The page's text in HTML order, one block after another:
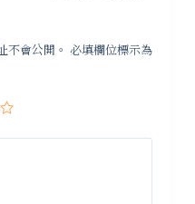
不會公開。 必填欄位標示為